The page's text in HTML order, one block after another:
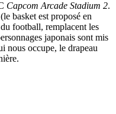
Capcom Arcade Stadium 2.
basket est proposé en
football, remplacent les
japonais sont mis
nous occupe, le drapeau